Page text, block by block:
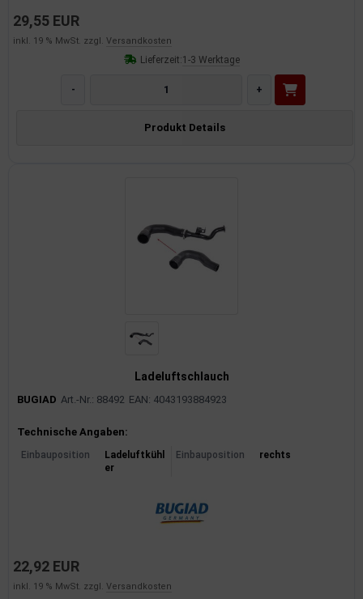
29,55 EUR
inkl. 19 % MwSt. zzgl. Versandkosten
Lieferzeit:1-3 Werktage
- +
Produkt Details
Ladeluftschlauch
BUGIAD Art.-Nr.: 88492 EAN: 4043193884923
Produktinformationen
Technische Angaben:
Einbauposition
Ladeluftkühl
er
Einbauposition rechts
22,92 EUR
inkl. 19 % MwSt. zzgl. Versandkosten